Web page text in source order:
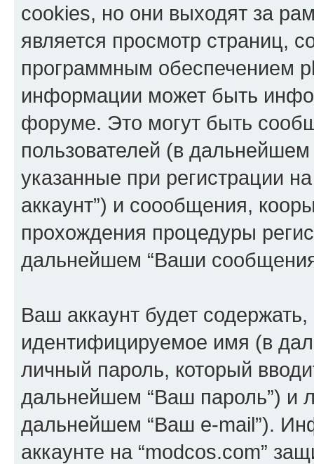
cookies, но они выходят за
является просмотр страниц,
программным обеспечением
информации может быть
форуме. Это могут быть
пользователей (в
указанные при регистрации
аккаунт”) и соообщения,
прохождения процедуры
дальнейшем “Ваши
Ваш аккаунт будет
идентифицируемое имя (в
личный пароль, который
дальнейшем “Ваш пароль”) и
дальнейшем “Ваш e-mail”).
аккаунте на “modcos.com”